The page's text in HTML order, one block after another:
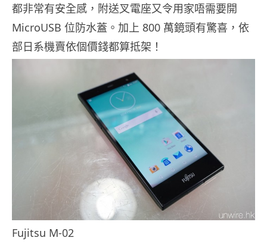
都非常有安全感，附送叉電座又令用家唔需要開
MicroUSB 位防水蓋。加上 800 萬鏡頭有驚喜，依
部日系機賣依個價錢都算抵架！
Fujitsu M-02